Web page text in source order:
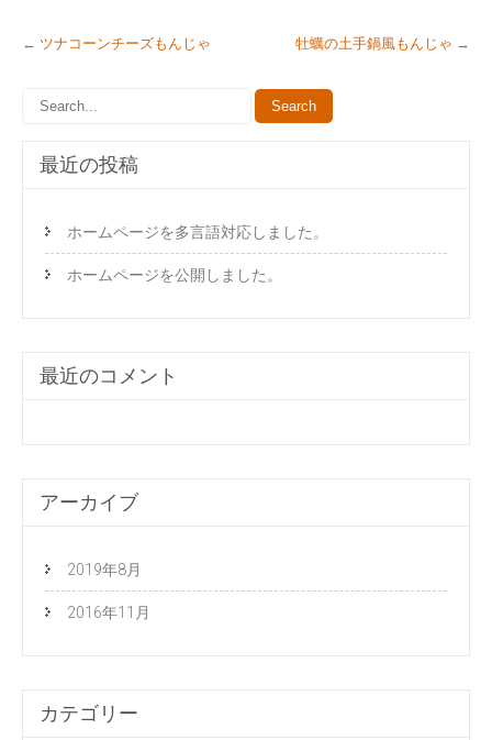
← ツナコーンチーズもんじゃ 牡蠣の土手鍋風もんじゃ →
最近の投稿
ホームページを多言語対応しました。
ホームページを公開しました。
最近のコメント
アーカイブ
2019年8月
2016年11月
カテゴリー